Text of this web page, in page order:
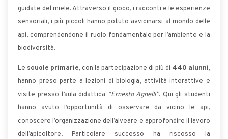
guidate del miele. Attraverso il gioco, i racconti e le esperienze
sensoriali, i più piccoli hanno potuto avvicinarsi al mondo delle
api, comprendendone il ruolo fondamentale per l’ambiente e la
biodiversità.
Le scuole primarie, con la partecipazione di più di 440 alunni,
hanno preso parte a lezioni di biologia, attività interattive e
visite presso l’aula didattica “Ernesto Agnelli”. Qui gli studenti
hanno avuto l’opportunità di osservare da vicino le api,
conoscere l’organizzazione dell’alveare e approfondire il lavoro
dell’apicoltore. Particolare successo ha riscosso la